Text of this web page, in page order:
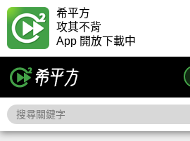
希平方
攻其不背
App 開放下載中